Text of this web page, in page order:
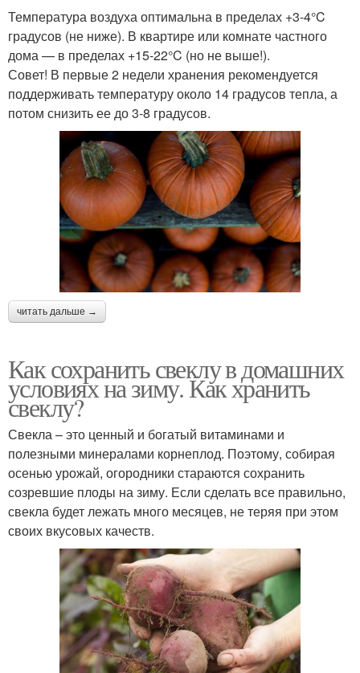
Температура воздуха оптимальна в пределах +3-4°C
градусов (не ниже). В квартире или комнате частного
дома — в пределах +15-22°C (но не выше!).
Совет! В первые 2 недели хранения рекомендуется
поддерживать температуру около 14 градусов тепла, а
потом снизить ее до 3-8 градусов.
читать дальше →
Как сохранить свеклу в домашних
условиях на зиму. Как хранить
свеклу?
Свекла – это ценный и богатый витаминами и
полезными минералами корнеплод. Поэтому, собирая
осенью урожай, огородники стараются сохранить
созревшие плоды на зиму. Если сделать все правильно,
свекла будет лежать много месяцев, не теряя при этом
своих вкусовых качеств.